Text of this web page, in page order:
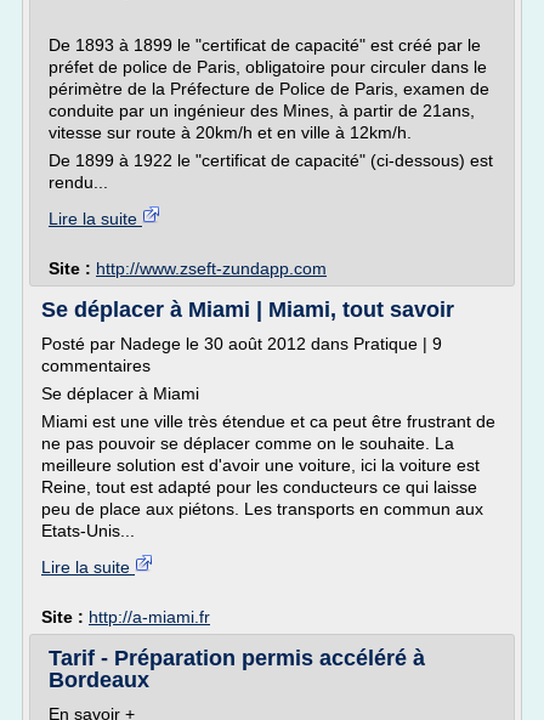
De 1893 à 1899 le "certificat de capacité" est créé par le
préfet de police de Paris, obligatoire pour circuler dans le
périmètre de la Préfecture de Police de Paris, examen de
conduite par un ingénieur des Mines, à partir de 21ans,
vitesse sur route à 20km/h et en ville à 12km/h.
De 1899 à 1922 le "certificat de capacité" (ci-dessous) est
rendu...
Lire la suite
Site : http://www.zseft-zundapp.com
Se déplacer à Miami | Miami, tout savoir
Posté par Nadege le 30 août 2012 dans Pratique | 9
commentaires
Se déplacer à Miami
Miami est une ville très étendue et ca peut être frustrant de
ne pas pouvoir se déplacer comme on le souhaite. La
meilleure solution est d'avoir une voiture, ici la voiture est
Reine, tout est adapté pour les conducteurs ce qui laisse
peu de place aux piétons. Les transports en commun aux
Etats-Unis...
Lire la suite
Site : http://a-miami.fr
Tarif - Préparation permis accéléré à
Bordeaux
En savoir +